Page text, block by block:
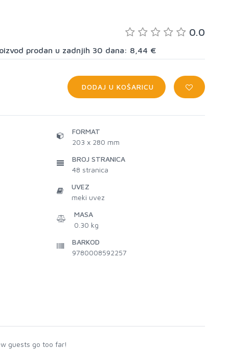
0.0
prodan u zadnjih 30 dana: 8,44 €
DODAJ U KOŠARICU
FORMAT
203 x 280 mm
BROJ STRANICA
48 stranica
UVEZ
meki uvez
MASA
0.30 kg
BARKOD
9780008592257
guests go too far!